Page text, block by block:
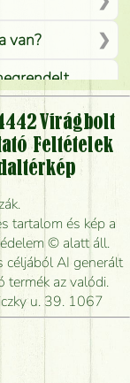
van?
kiszállítással
hogy még ma
a csokrot, és
Virágbolt
Feltételek
tartalom és kép a
© alatt áll.
céljából AI generált
termék az valódi.
u. 39. 1067